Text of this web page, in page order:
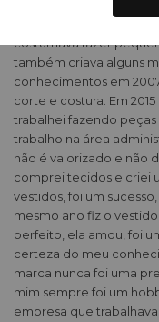
costumava fazer
também criava alguns
conhecimentos em
corte e costura. Em
trabalhei fazendo
trabalho na área
não é valorizado e não
comprei tecidos e criei
vestidos, foi um
mesmo ano fiz o
perfeito, ela amou, foi
certeza do meu
marca nunca foi uma
mim sempre foi um
empresa que